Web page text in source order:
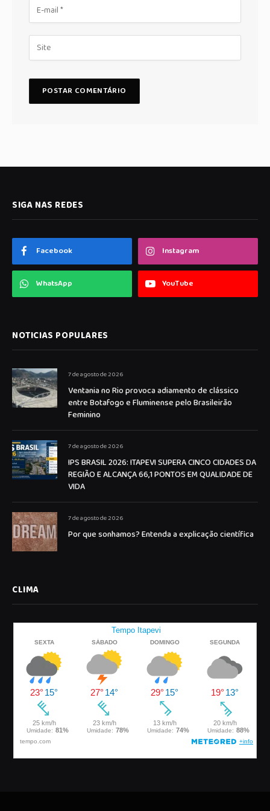
SIGA NAS REDES
Facebook Instagram
WhatsApp YouTube
NOTICIAS POPULARES
7 de agosto de 2026
Ventania no Rio provoca adiamento de clássico
entre Botafogo e Fluminense pelo Brasileirão
Feminino
7 de agosto de 2026
IPS BRASIL 2026: ITAPEVI SUPERA CINCO CIDADES DA
REGIÃO E ALCANÇA 66,1 PONTOS EM QUALIDADE DE
VIDA
7 de agosto de 2026
Por que sonhamos? Entenda a explicação científica
CLIMA